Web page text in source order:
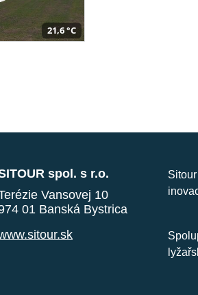
21,6 °C
spol. s r.o.
Vansovej 10
01 Banská Bystrica